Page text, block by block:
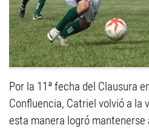
Por la 11ª fecha del Clausura
Confluencia, Catriel volvió a la
esta manera logró mantenerse